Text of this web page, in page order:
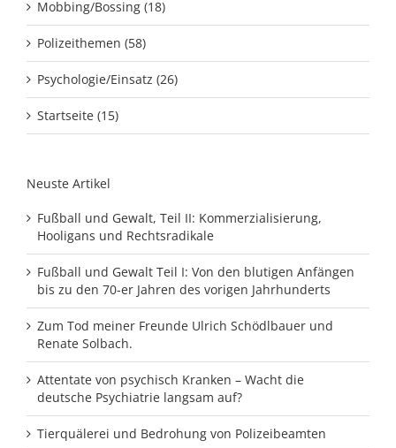
Mobbing/Bossing (18)
Polizeithemen (58)
Psychologie/Einsatz (26)
Startseite (15)
Neuste Artikel
Fußball und Gewalt, Teil II: Kommerzialisierung,
Hooligans und Rechtsradikale
Fußball und Gewalt Teil I: Von den blutigen Anfängen
bis zu den 70-er Jahren des vorigen Jahrhunderts
Zum Tod meiner Freunde Ulrich Schödlbauer und
Renate Solbach.
Attentate von psychisch Kranken – Wacht die
deutsche Psychiatrie langsam auf?
Tierquälerei und Bedrohung von Polizeibeamten